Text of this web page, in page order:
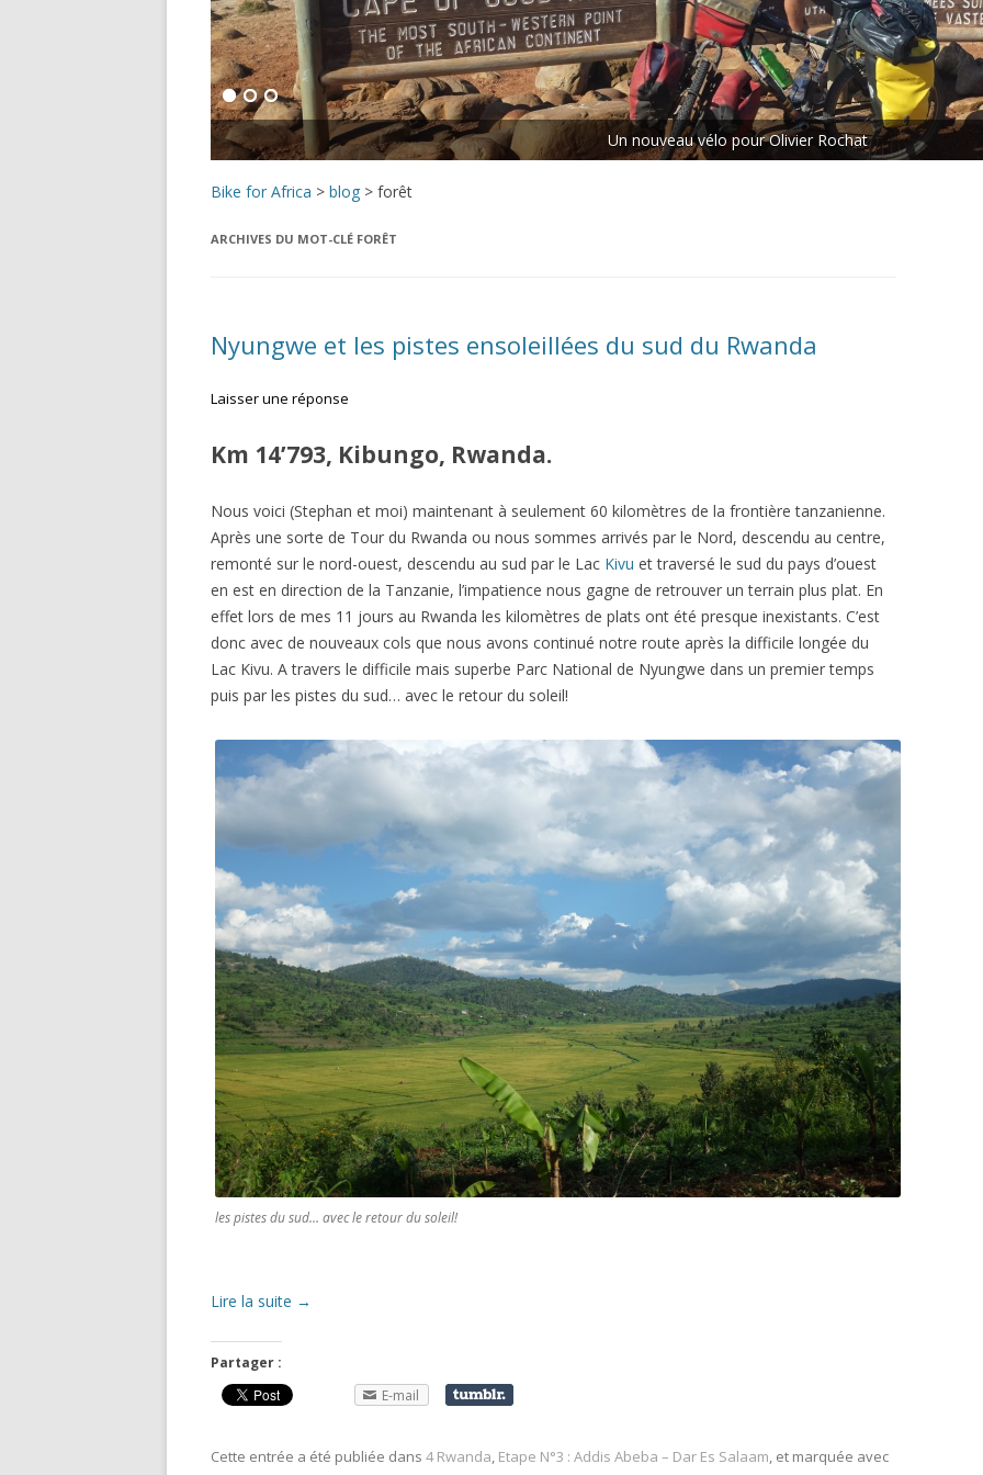
ETAPE N°5 : LES CHUTES
VICTORIA – LE CAP
ETAPE N°6 : LE CAP – MAKOUA
ETAPE N°7 : MAKOUA – ACCRAUn nouveau vélo pour Olivier Rochat
Rejoins le peloton.
Bike for Africa > blog > forêt
ARCHIVES DU MOT-CLÉ FORÊT
Nyungwe et les pistes ensoleillées du sud du Rwanda
Laisser une réponse
Km 14’793, Kibungo, Rwanda.
Nous voici (Stephan et moi) maintenant à seulement 60 kilomètres de la frontière tanzanienne.
Après une sorte de Tour du Rwanda ou nous sommes arrivés par le Nord, descendu au centre,
remonté sur le nord-ouest, descendu au sud par le Lac Kivu et traversé le sud du pays d’ouest
en est en direction de la Tanzanie, l’impatience nous gagne de retrouver un terrain plus plat. En
effet lors de mes 11 jours au Rwanda les kilomètres de plats ont été presque inexistants. C’est
donc avec de nouveaux cols que nous avons continué notre route après la difficile longée du
Lac Kivu. A travers le difficile mais superbe Parc National de Nyungwe dans un premier temps
puis par les pistes du sud… avec le retour du soleil!
les pistes du sud… avec le retour du soleil!
Lire la suite →
Partager :
E-mail
Cette entrée a été publiée dans 4 Rwanda, Etape N°3 : Addis Abeba – Dar Es Salaam, et marquée avec